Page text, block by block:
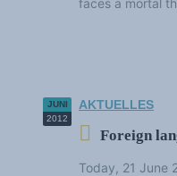
faces a mortal
JUNI
2012
AKTUELLES
Foreign
Today, 21 June